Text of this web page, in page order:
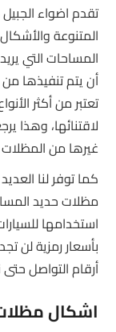
تقدم اضواء
المتنوعة
المساحات التي
أن يتم تنفيذها
تعتبر من أكثر
لاقتنائها، وهذا
غيرها من المظلات
كما توفر لنا
مظلات حديد
استخدامها
بأسعار رمزية لن
أرقام التواصل
اشكال